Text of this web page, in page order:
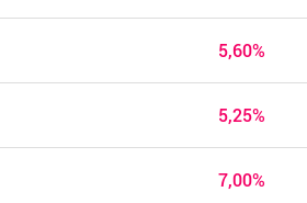
5,60%
5,25%
7,00%